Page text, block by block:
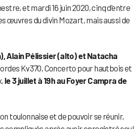
et mardi 16 juin 2020, cinq d’entre
œuvres du divin Mozart, mais aussi de
Alain Pélissier (alto) et Natacha
Kv370, Concerto pour hautbois et
le 3 juillet à 19h au Foyer Campra de
toulonnaise et de pouvoir se réunir,